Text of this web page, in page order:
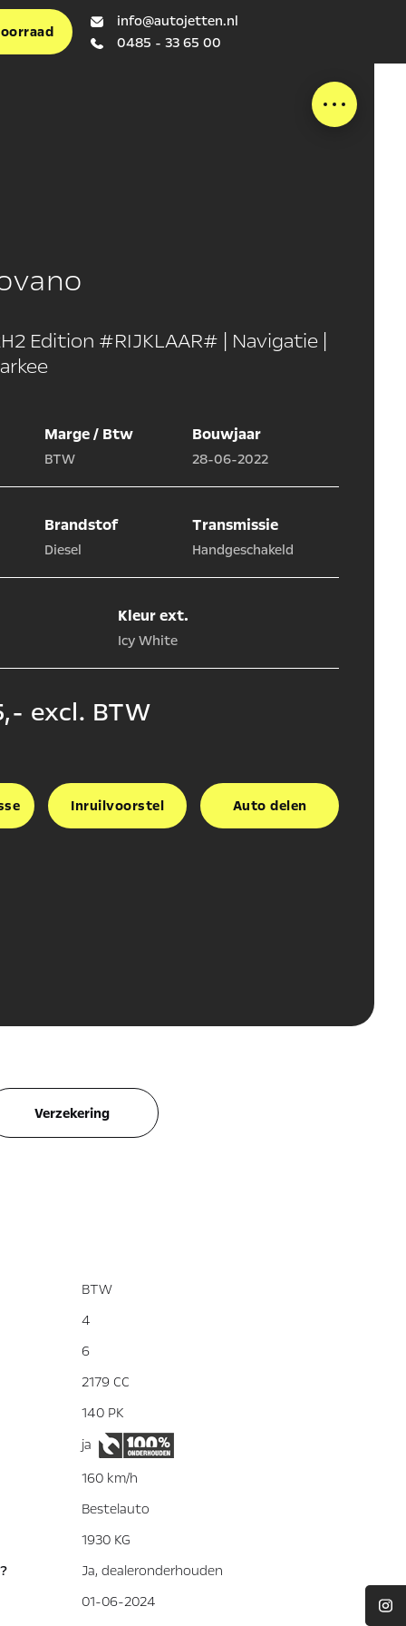
info@autojetten.nl
0485 - 33 65 00
Edition #RIJKLAAR# | Navigatie |
Marge / Btw
BTW
Bouwjaar
28-06-2022
Brandstof
Diesel
Transmissie
Handgeschakeld
Kleur ext.
Icy White
excl. BTW
Inruilvoorstel Auto delen
Verzekering
BTW
4
6
2179 CC
140 PK
ja
160 km/h
Bestelauto
1930 KG
Ja, dealeronderhouden
01-06-2024